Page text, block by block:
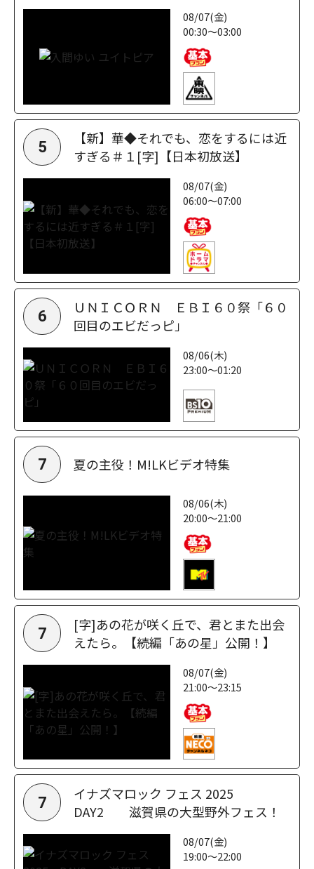
08/07(金)
00:30～03:00
5
【新】華◆それでも、恋をするには近
すぎる＃１[字]【日本初放送】
08/07(金)
06:00～07:00
6
ＵＮＩＣＯＲＮ ＥＢＩ６０祭「６０
回目のエビだっピ」
08/06(木)
23:00～01:20
7 夏の主役！M!LKビデオ特集
08/06(木)
20:00～21:00
7
[字]あの花が咲く丘で、君とまた出会
えたら。【続編「あの星」公開！】
08/07(金)
21:00～23:15
7
イナズマロック フェス 2025
DAY2 滋賀県の大型野外フェス！
08/07(金)
19:00～22:00